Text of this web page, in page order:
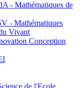
- Mathématiques de
- Mathématiques
Vivant
Conception
de l'Ecole